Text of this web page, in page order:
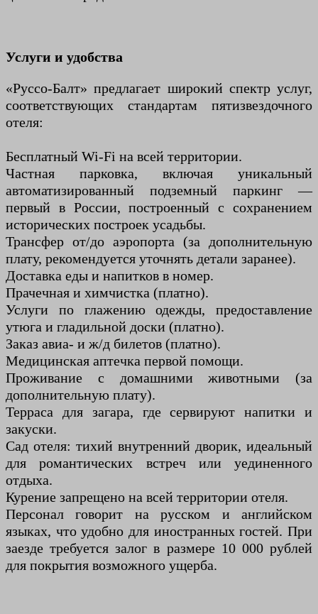
Услуги и удобства
«Руссо-Балт» предлагает широкий спектр услуг,
соответствующих стандартам пятизвездочного
отеля:
Бесплатный Wi-Fi на всей территории.
Частная парковка, включая уникальный
автоматизированный подземный паркинг —
первый в России, построенный с сохранением
исторических построек усадьбы.
Трансфер от/до аэропорта (за дополнительную
плату, рекомендуется уточнять детали заранее).
Доставка еды и напитков в номер.
Прачечная и химчистка (платно).
Услуги по глажению одежды, предоставление
утюга и гладильной доски (платно).
Заказ авиа- и ж/д билетов (платно).
Медицинская аптечка первой помощи.
Проживание с домашними животными (за
дополнительную плату).
Терраса для загара, где сервируют напитки и
закуски.
Сад отеля: тихий внутренний дворик, идеальный
для романтических встреч или уединенного
отдыха.
Курение запрещено на всей территории отеля.
Персонал говорит на русском и английском
языках, что удобно для иностранных гостей. При
заезде требуется залог в размере 10 000 рублей
для покрытия возможного ущерба.